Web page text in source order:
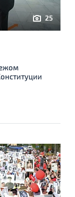
25